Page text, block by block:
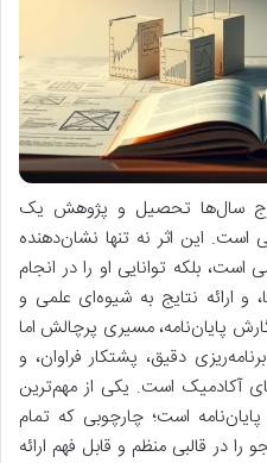
اوج سال‌ها تحصیل و پژوهش یک
این اثر نه تنها نشان‌دهنده
بلکه توانایی او را در انجام
ارائه نتایج به شیوه‌ای علمی و
پایان‌نامه، مسیری پرچالش اما
دقیق، پشتکار فراوان، و
آکادمیک است. یکی از مهم‌ترین
است؛ چارچوبی که تمام
در قالبی منظم و قابل فهم ارائه